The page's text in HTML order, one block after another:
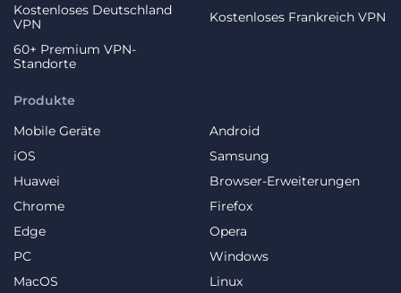
Produkte
Mobile Geräte
Android
iOS
Samsung
Huawei
Browser-Erweiterungen
Chrome
Firefox
Edge
Opera
PC
Windows
MacOS
Linux
Kostenloses Deutschland
VPN
Kostenloses Frankreich VPN
60+ Premium VPN-
Standorte